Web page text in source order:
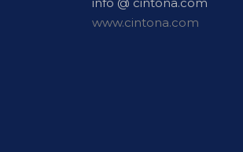
www.cintona.com